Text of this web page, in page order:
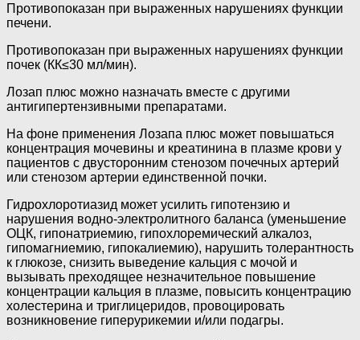
Противопоказан при выраженных нарушениях функции
печени.
Противопоказан при выраженных нарушениях функции
почек (КК≤30 мл/мин).
Лозап плюс можно назначать вместе с другими
антигипертензивными препаратами.
На фоне применения Лозапа плюс может повышаться
концентрация мочевины и креатинина в плазме крови у
пациентов с двусторонним стенозом почечных артерий
или стенозом артерии единственной почки.
Гидрохлоротиазид может усилить гипотензию и
нарушения водно-электролитного баланса (уменьшение
ОЦК, гипонатриемию, гипохлоремический алкалоз,
гипомагниемию, гипокалиемию), нарушить толерантность
к глюкозе, снизить выведение кальция с мочой и
вызывать преходящее незначительное повышение
концентрации кальция в плазме, повысить концентрацию
холестерина и триглицеридов, провоцировать
возникновение гиперурикемии и/или подагры.